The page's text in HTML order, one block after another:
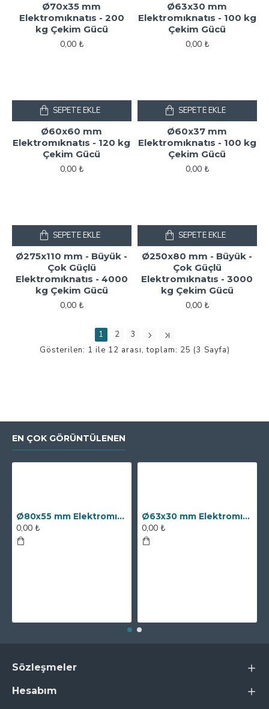
Ø70x35 mm
Elektromıknatıs - 200
kg Çekim Gücü
0,00 ₺
Ø63x30 mm
Elektromıknatıs - 100 kg
Çekim Gücü
0,00 ₺
Ø60x60 mm
Elektromıknatıs - 120 kg
Çekim Gücü
0,00 ₺
SEPETE EKLE
Ø60x37 mm
Elektromıknatıs - 100 kg
Çekim Gücü
0,00 ₺
SEPETE EKLE
Ø275x110 mm - Büyük -
Çok Güçlü
Elektromıknatıs - 4000
kg Çekim Gücü
0,00 ₺
SEPETE EKLE
Ø250x80 mm - Büyük -
Çok Güçlü
Elektromıknatıs - 3000
kg Çekim Gücü
0,00 ₺
SEPETE EKLE
1 2
3
Gösterilen: 1 ile 12 arası, toplam: 25 (3 Sayfa)
EN ÇOK GÖRÜNTÜLENEN
Ø80x55 mm Elektromıknatıs - 250 kg Çekim Gücü
0,00 ₺
Ø63x30 mm Elektromıknatıs - 100 kg Çekim Gücü
0,00 ₺
Sözleşmeler
Hesabım